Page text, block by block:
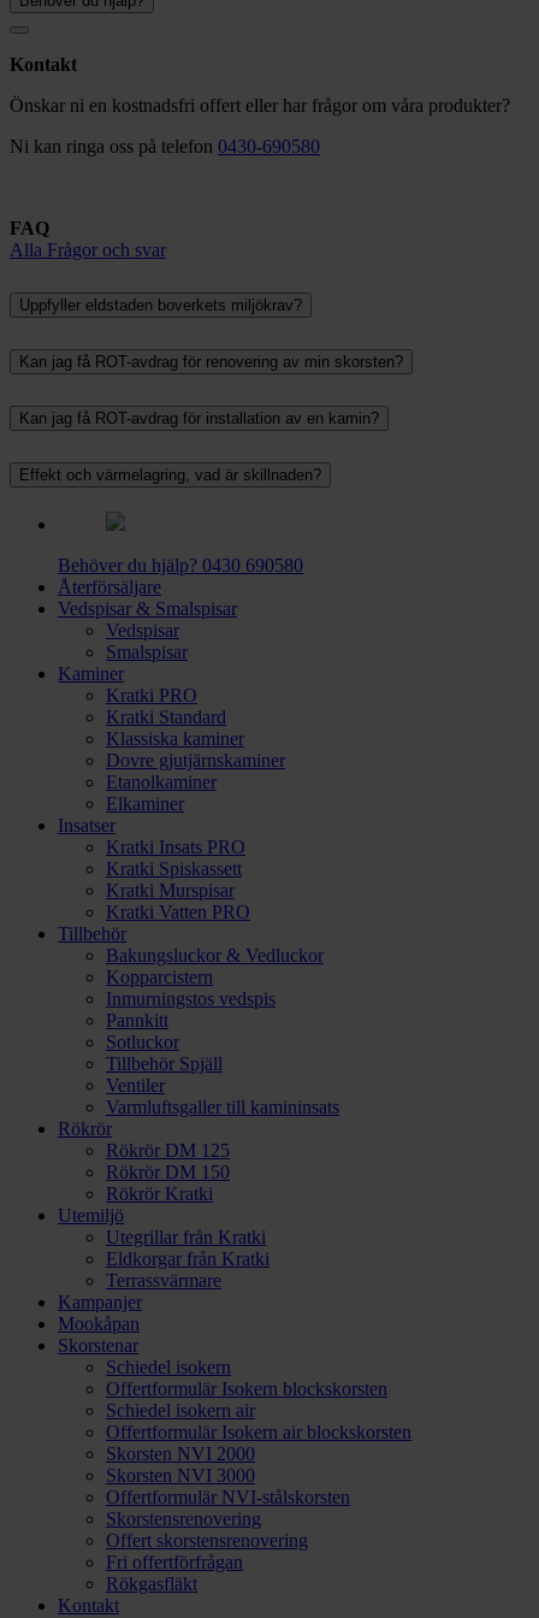
Kontakt
Önskar ni en kostnadsfri offert eller har frågor om våra produkter?
Ni kan ringa oss på telefon 0430-690580
FAQ
Alla Frågor och svar
Uppfyller eldstaden boverkets miljökrav?
Kan jag få ROT-avdrag för renovering av min skorsten?
Kan jag få ROT-avdrag för installation av en kamin?
Effekt och värmelagring, vad är skillnaden?
Behöver du hjälp? 0430 690580
Återförsäljare
Vedspisar & Smalspisar
Vedspisar
Smalspisar
Kaminer
Kratki PRO
Kratki Standard
Klassiska kaminer
Dovre gjutjärnskaminer
Etanolkaminer
Elkaminer
Insatser
Kratki Insats PRO
Kratki Spiskassett
Kratki Murspisar
Kratki Vatten PRO
Tillbehör
Bakungsluckor & Vedluckor
Kopparcistern
Inmurningstos vedspis
Pannkitt
Sotluckor
Tillbehör Spjäll
Ventiler
Varmluftsgaller till kamininsats
Rökrör
Rökrör DM 125
Rökrör DM 150
Rökrör Kratki
Utemiljö
Utegrillar från Kratki
Eldkorgar från Kratki
Terrassvärmare
Kampanjer
Mookåpan
Skorstenar
Schiedel isokern
Offertformulär Isokern blockskorsten
Schiedel isokern air
Offertformulär Isokern air blockskorsten
Skorsten NVI 2000
Skorsten NVI 3000
Offertformulär NVI-stålskorsten
Skorstensrenovering
Offert skorstensrenovering
Fri offertförfrågan
Rökgasfläkt
Kontakt